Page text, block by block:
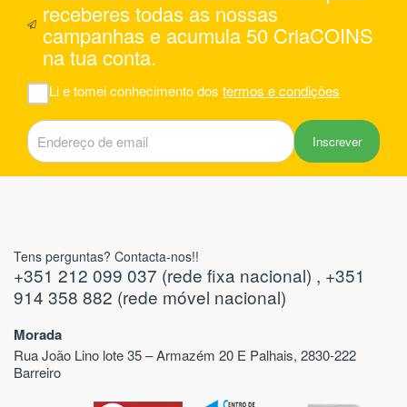
com
na cor
lascas na
-3 não deviam
devia haver
antes do
receberes todas as nossas
campanhas e acumula 50 CriaCOINS
na tua conta.
Li e tomei conhecimento dos termos e condições
Inscrever
Tens perguntas? Contacta-nos!!
+351 212 099 037 (rede fixa nacional) , +351
914 358 882 (rede móvel nacional)
Morada
Rua João Lino lote 35 – Armazém 20 E Palhais, 2830-222
Barreiro